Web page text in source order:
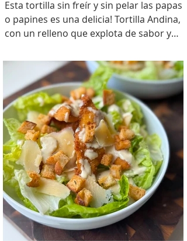
Esta tortilla sin freír y sin pelar las papas
o papines es una delicia! Tortilla Andina,
con un relleno que explota de sabor y
INGREDIENTES Papines hervidos con piel
800 gr, cebolla salteada 200 gr, diente de
ajo picado 1 u, huevos 6, perejil picado 2
cda, sal c/n, pimienta c/n y queso feta
desmenuzado o queso mantecoso 100
gr. PREPARACION Hervir los papines con
piel hasta que estén cocidos. En una
sartén com un poquito de aceite de oliva
coloc